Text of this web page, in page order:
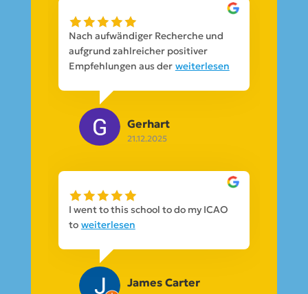
Nach aufwändiger Recherche und
aufgrund zahlreicher positiver
Empfehlungen aus der weiterlesen
Gerhart
21.12.2025
I went to this school to do my ICAO
to weiterlesen
James Carter